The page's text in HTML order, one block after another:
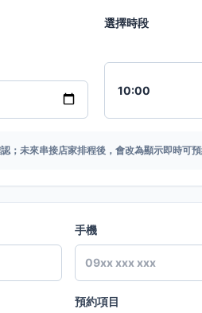
選擇時段
；未來串接店家排程後，會改為顯示即時可預
手機
預約項目